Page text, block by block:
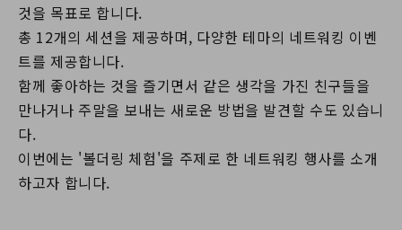
것을 목표로 합니다.
총 12개의 세션을 제공하며, 다양한 테마의 네트워킹 이벤
트를 제공합니다.
함께 좋아하는 것을 즐기면서 같은 생각을 가진 친구들을
만나거나 주말을 보내는 새로운 방법을 발견할 수도 있습니
다.
이번에는 '볼더링 체험'을 주제로 한 네트워킹 행사를 소개
하고자 합니다.